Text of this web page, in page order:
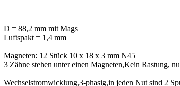
D = 88,2 mm mit Mags
Luftspakt = 1,4 mm
Magneten: 12 Stück 10 x 18 x 3 mm N45
3 Zähne stehen unter einen Magneten,Kein Rastung,
Wechselstromwicklung,3-phasig,in jeden Nut sind 2